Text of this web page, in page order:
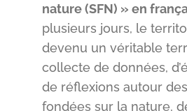
nature (SFN) » en
plusieurs jours, le
devenu un véritable
collecte de données,
de réflexions autour
fondées sur la nature,